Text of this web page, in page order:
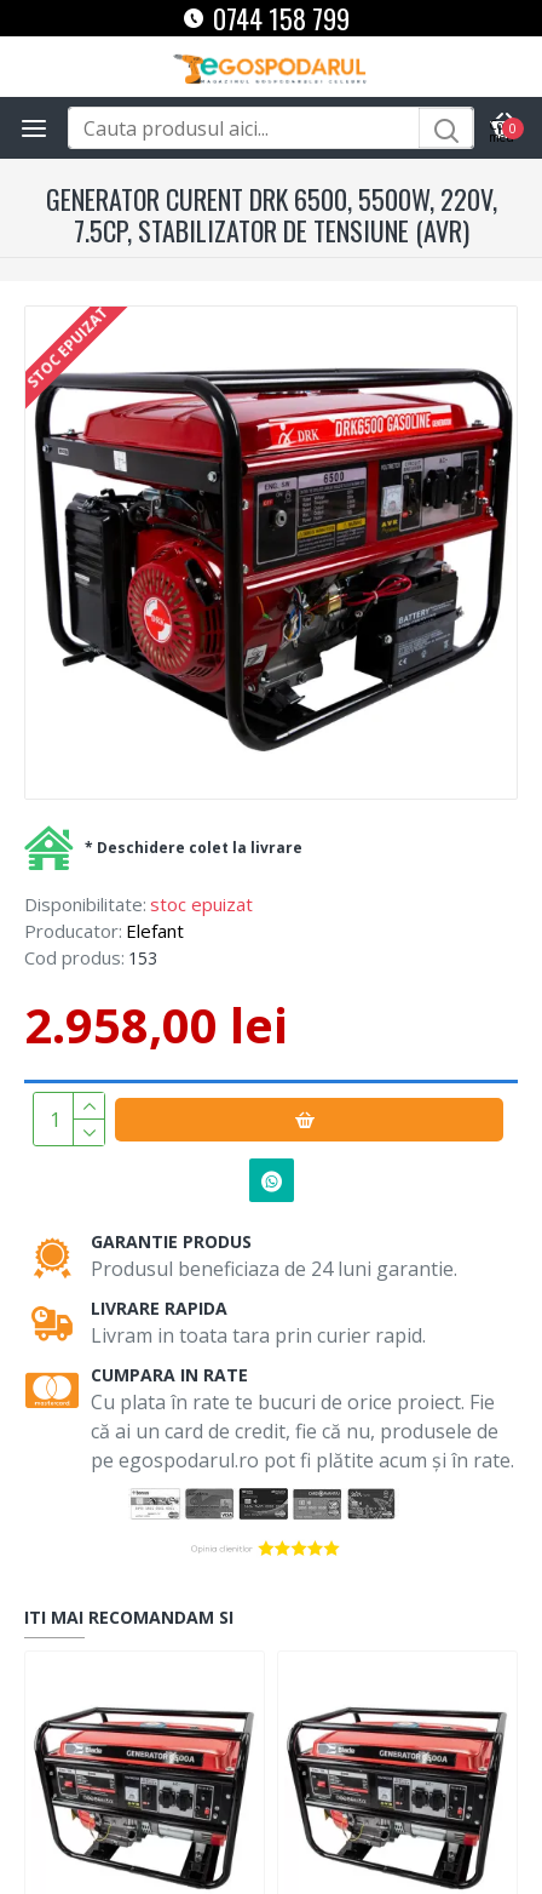
0744 158 799
0
GENERATOR CURENT DRK 6500, 5500W, 220V,
7.5CP, STABILIZATOR DE TENSIUNE (AVR)
STOC EPUIZAT
Disponibilitate: stoc epuizat
Producator: Elefant
Cod produs: 153
2.958,00 lei
* Deschidere colet la livrare
GARANTIE PRODUS
Produsul beneficiaza de 24 luni garantie.
LIVRARE RAPIDA
Livram in toata tara prin curier rapid.
CUMPARA IN RATE
Cu plata în rate te bucuri de orice proiect. Fie
că ai un card de credit, fie că nu, produsele de
pe egospodarul.ro pot fi plătite acum și în rate.
ITI MAI RECOMANDAM SI